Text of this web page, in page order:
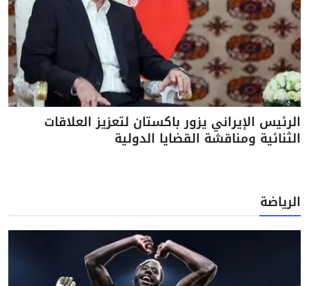
الرئيس الإيراني يزور باكستان لتعزيز العلاقات
الثنائية ومناقشة القضايا الدولية
الرياضة